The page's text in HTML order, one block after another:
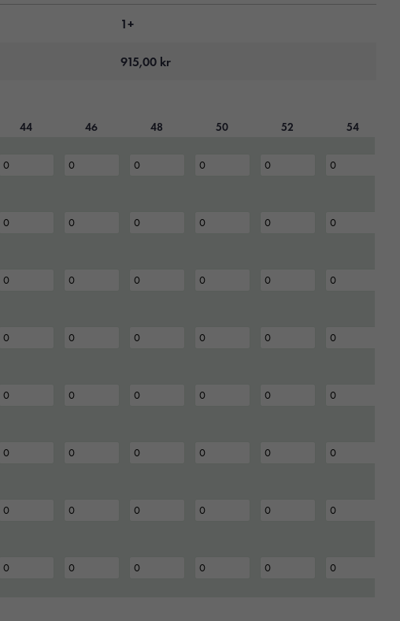
1+
915,00 kr
44 46 48 50 52 54